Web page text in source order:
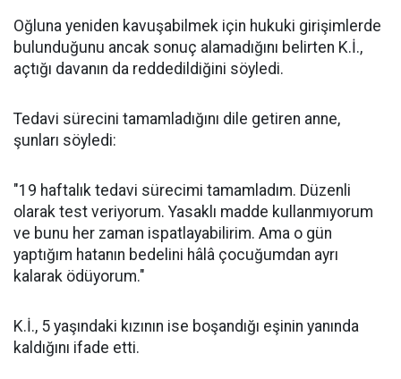
Oğluna yeniden kavuşabilmek için hukuki girişimlerde
bulunduğunu ancak sonuç alamadığını belirten K.İ.,
açtığı davanın da reddedildiğini söyledi.
Tedavi sürecini tamamladığını dile getiren anne,
şunları söyledi:
"19 haftalık tedavi sürecimi tamamladım. Düzenli
olarak test veriyorum. Yasaklı madde kullanmıyorum
ve bunu her zaman ispatlayabilirim. Ama o gün
yaptığım hatanın bedelini hâlâ çocuğumdan ayrı
kalarak ödüyorum."
K.İ., 5 yaşındaki kızının ise boşandığı eşinin yanında
kaldığını ifade etti.